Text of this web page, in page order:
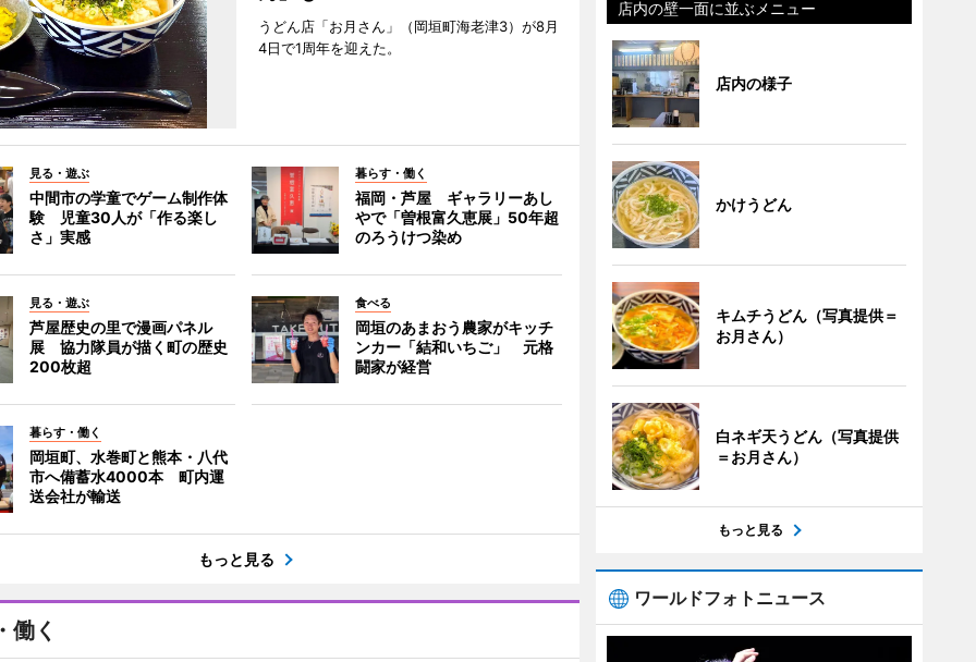
うどん店「お月さん」（岡垣町海老津3）が8月
4日で1周年を迎えた。
見る・遊ぶ
中間市の学童でゲーム制作体
験 児童30人が「作る楽し
さ」実感
暮らす・働く
福岡・芦屋 ギャラリーあし
やで「曽根富久恵展」50年超
のろうけつ染め
見る・遊ぶ
芦屋歴史の里で漫画パネル
展 協力隊員が描く町の歴史
200枚超
食べる
岡垣のあまおう農家がキッチ
ンカー「結和いちご」 元格
闘家が経営
暮らす・働く
岡垣町、水巻町と熊本・八代
市へ備蓄水4000本 町内運
送会社が輸送
もっと見る
働く
店内の壁一面に並ぶメニュー
店内の様子
かけうどん
キムチうどん（写真提供＝
お月さん）
白ネギ天うどん（写真提供
＝お月さん）
もっと見る
ワールドフォトニュース